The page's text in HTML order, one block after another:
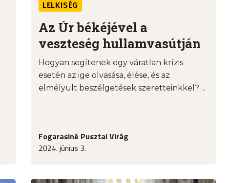
LELKISÉG
Az Úr békéjével a
veszteség hullamvasútján
Hogyan segítenek egy váratlan krízis
esetén az ige olvasása, élése, és az
elmélyült beszélgetések szeretteinkkel? ...
Fogarasiné Pusztai Virág
2024. június 3.